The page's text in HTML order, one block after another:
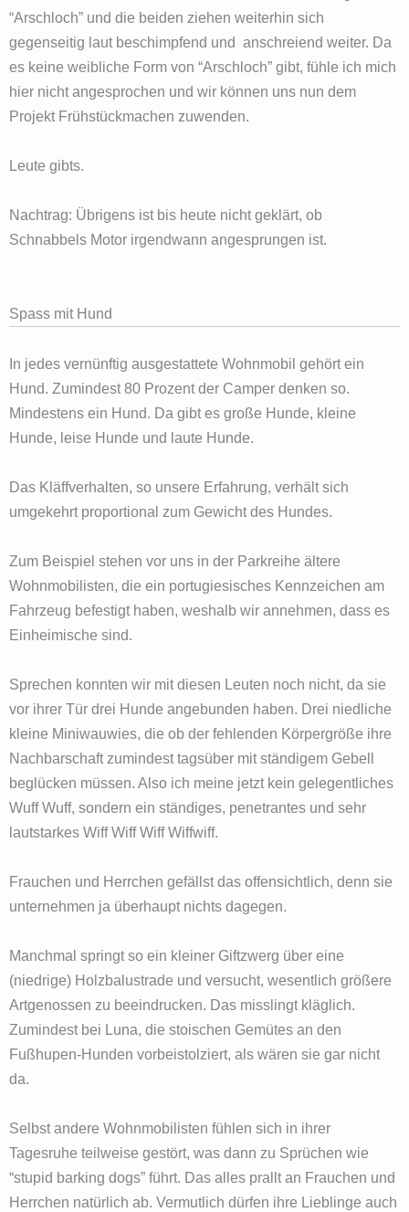
“Arschloch” und die beiden ziehen weiterhin sich
gegenseitig laut beschimpfend und anschreiend weiter. Da
es keine weibliche Form von “Arschloch” gibt, fühle ich mich
hier nicht angesprochen und wir können uns nun dem
Projekt Frühstückmachen zuwenden.
Leute gibts.
Nachtrag: Übrigens ist bis heute nicht geklärt, ob
Schnabbels Motor irgendwann angesprungen ist.
Spass mit Hund
In jedes vernünftig ausgestattete Wohnmobil gehört ein
Hund. Zumindest 80 Prozent der Camper denken so.
Mindestens ein Hund. Da gibt es große Hunde, kleine
Hunde, leise Hunde und laute Hunde.
Das Kläffverhalten, so unsere Erfahrung, verhält sich
umgekehrt proportional zum Gewicht des Hundes.
Zum Beispiel stehen vor uns in der Parkreihe ältere
Wohnmobilisten, die ein portugiesisches Kennzeichen am
Fahrzeug befestigt haben, weshalb wir annehmen, dass es
Einheimische sind.
Sprechen konnten wir mit diesen Leuten noch nicht, da sie
vor ihrer Tür drei Hunde angebunden haben. Drei niedliche
kleine Miniwauwies, die ob der fehlenden Körpergröße ihre
Nachbarschaft zumindest tagsüber mit ständigem Gebell
beglücken müssen. Also ich meine jetzt kein gelegentliches
Wuff Wuff, sondern ein ständiges, penetrantes und sehr
lautstarkes Wiff Wiff Wiff Wiffwiff.
Frauchen und Herrchen gefällst das offensichtlich, denn sie
unternehmen ja überhaupt nichts dagegen.
Manchmal springt so ein kleiner Giftzwerg über eine
(niedrige) Holzbalustrade und versucht, wesentlich größere
Artgenossen zu beeindrucken. Das misslingt kläglich.
Zumindest bei Luna, die stoischen Gemütes an den
Fußhupen-Hunden vorbeistolziert, als wären sie gar nicht
da.
Selbst andere Wohnmobilisten fühlen sich in ihrer
Tagesruhe teilweise gestört, was dann zu Sprüchen wie
“stupid barking dogs” führt. Das alles prallt an Frauchen und
Herrchen natürlich ab. Vermutlich dürfen ihre Lieblinge auch